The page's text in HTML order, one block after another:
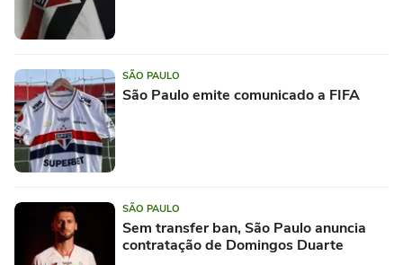
SÃO PAULO
São Paulo emite comunicado a FIFA
SÃO PAULO
Sem transfer ban, São Paulo anuncia
contratação de Domingos Duarte